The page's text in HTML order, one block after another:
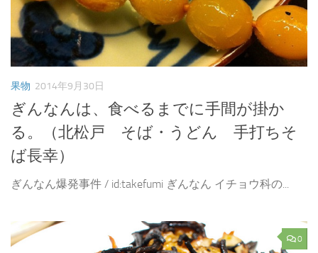
果物 2014年9月30日
ぎんなんは、食べるまでに手間が掛か
る。（北松戸 そば・うどん 手打ちそ
ば長幸）
ぎんなん爆発事件 / id:takefumi ぎんなん イチョウ科の...
0